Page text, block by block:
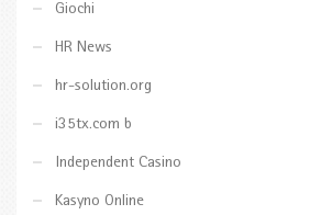
Giochi
HR News
hr-solution.org
i35tx.com b
Independent Casino
Kasyno Online